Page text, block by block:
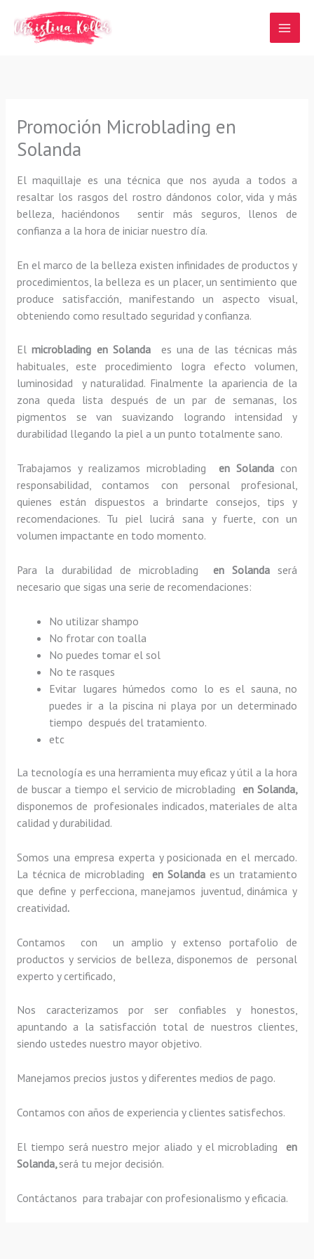
contenido
Promoción Microblading en
Solanda
El maquillaje es una técnica que nos ayuda a todos a
resaltar los rasgos del rostro dándonos color, vida y más
belleza, haciéndonos sentir más seguros, llenos de
confianza a la hora de iniciar nuestro día.
En el marco de la belleza existen infinidades de productos y
procedimientos, la belleza es un placer, un sentimiento que
produce satisfacción, manifestando un aspecto visual,
obteniendo como resultado seguridad y confianza.
Elmicroblading en Solanda es una de las técnicas más
habituales, este procedimiento logra efecto volumen,
luminosidad y naturalidad. Finalmente la apariencia de la
zona queda lista después de un par de semanas, los
pigmentos se van suavizando logrando intensidad y
durabilidad llegando la piel a un punto totalmente sano.
Trabajamos y realizamos microblading en Solanda con
responsabilidad, contamos con personal profesional,
quienes están dispuestos a brindarte consejos, tips y
recomendaciones. Tu piel lucirá sana y fuerte, con un
volumen impactante en todo momento.
Para la durabilidad de microblading en Solanda será
necesario que sigas una serie de recomendaciones:
No utilizar shampo
No frotar con toalla
No puedes tomar el sol
No te rasques
Evitar lugares húmedos como lo es el sauna, no
puedes ir a la piscina ni playa por un determinado
tiempo después del tratamiento.
etc
La tecnología es una herramienta muy eficaz y útil a la hora
de buscar a tiempo el servicio de microblading en Solanda,
disponemos de profesionales indicados, materiales de alta
calidad y durabilidad.
Somos una empresa experta y posicionada en el mercado.
La técnica de microblading en Solanda es un tratamiento
que define y perfecciona, manejamos juventud, dinámica y
creatividad.
Contamos con un amplio y extenso portafolio de
productos y servicios de belleza, disponemos de personal
experto y certificado,
Nos caracterizamos por ser confiables y honestos,
apuntando a la satisfacción total de nuestros clientes,
siendo ustedes nuestro mayor objetivo.
Manejamos precios justos y diferentes medios de pago.
Contamos con años de experiencia y clientes satisfechos.
El tiempo será nuestro mejor aliado y elmicroblading en
Solanda, será tu mejor decisión.
Contáctanos para trabajar con profesionalismo y eficacia.